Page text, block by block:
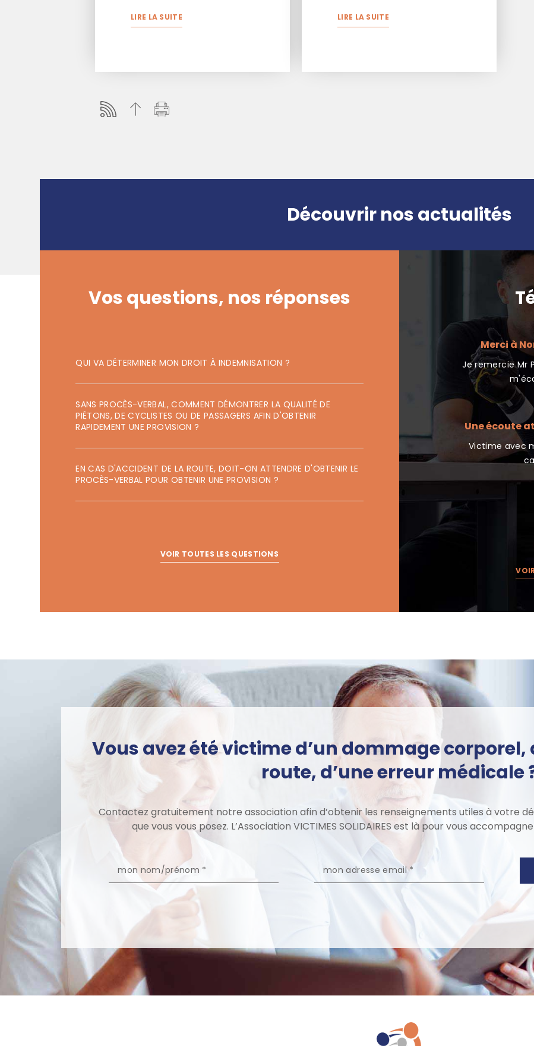
LIRE LA SUITE LIRE LA SUITE
Découvrir nos actualités
Vos questions, nos réponses
QUI VA DÉTERMINER MON DROIT À INDEMNISATION ?
SANS PROCÈS-VERBAL, COMMENT DÉMONTRER LA QUALITÉ DE
PIÉTONS, DE CYCLISTES OU DE PASSAGERS AFIN D'OBTENIR
RAPIDEMENT UNE PROVISION ?
EN CAS D'ACCIDENT DE LA ROUTE, DOIT-ON ATTENDRE D'OBTENIR LE
PROCÈS-VERBAL POUR OBTENIR UNE PROVISION ?
VOIR TOUTES LES QUESTIONS
- Brigitte D
Complication médicale - L'espoir d'être
indemnisé
J’ai contacté l’association à la suite d’une
Merci à
Je remercie Mr
Une écoute
Victime avec
Vous avez été victime d’un dommage corporel,
route, d’une erreur médicale
Contactez gratuitement notre association afin d’obtenir les renseignements utiles à votre
que vous vous posez. L’Association VICTIMES SOLIDAIRES est là pour vous